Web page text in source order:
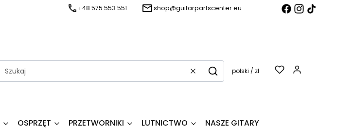
+48 575 553 551 shop@guitarpartscenter.eu
WyczyśćSzukajpolski / zł
OSPRZĘT PRZETWORNIKI LUTNICTWO NASZE GITARY